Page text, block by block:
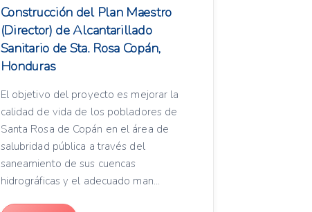
Construcción del Plan Maestro
(Director) de Alcantarillado
Sanitario de Sta. Rosa Copán,
Honduras
El objetivo del proyecto es mejorar la
calidad de vida de los pobladores de
Santa Rosa de Copán en el área de
salubridad pública a través del
saneamiento de sus cuencas
hidrográficas y el adecuado man...